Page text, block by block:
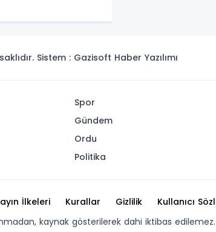
Sistem : Gazisoft Haber Yazılımı
Spor
Gündem
Ordu
Politika
İlkeleri Kurallar Gizlilik Kullanıcı
kaynak gösterilerek dahi iktibas